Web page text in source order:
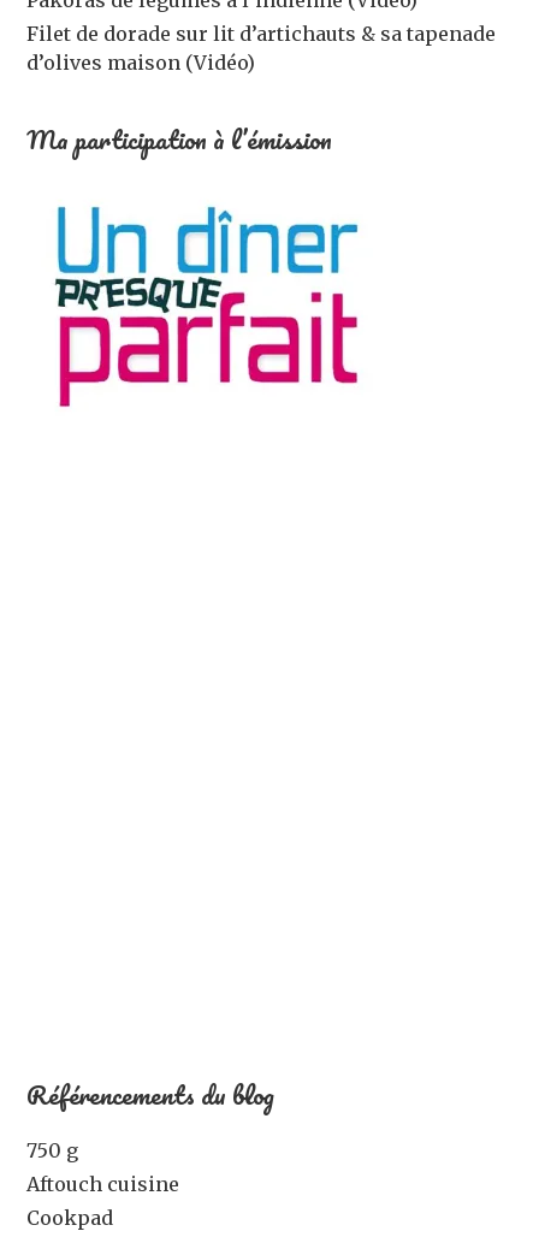
Filet de dorade sur lit d’artichauts & sa tapenade
d’olives maison (Vidéo)
Ma participation à l’émission
Référencements du blog
750 g
Aftouch cuisine
Cookpad